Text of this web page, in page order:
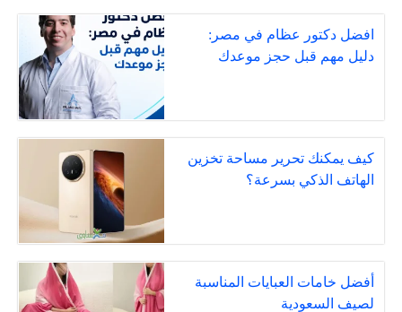
افضل دكتور عظام في مصر:
دليل مهم قبل حجز موعدك
كيف يمكنك تحرير مساحة تخزين
الهاتف الذكي بسرعة؟
أفضل خامات العبايات المناسبة
لصيف السعودية